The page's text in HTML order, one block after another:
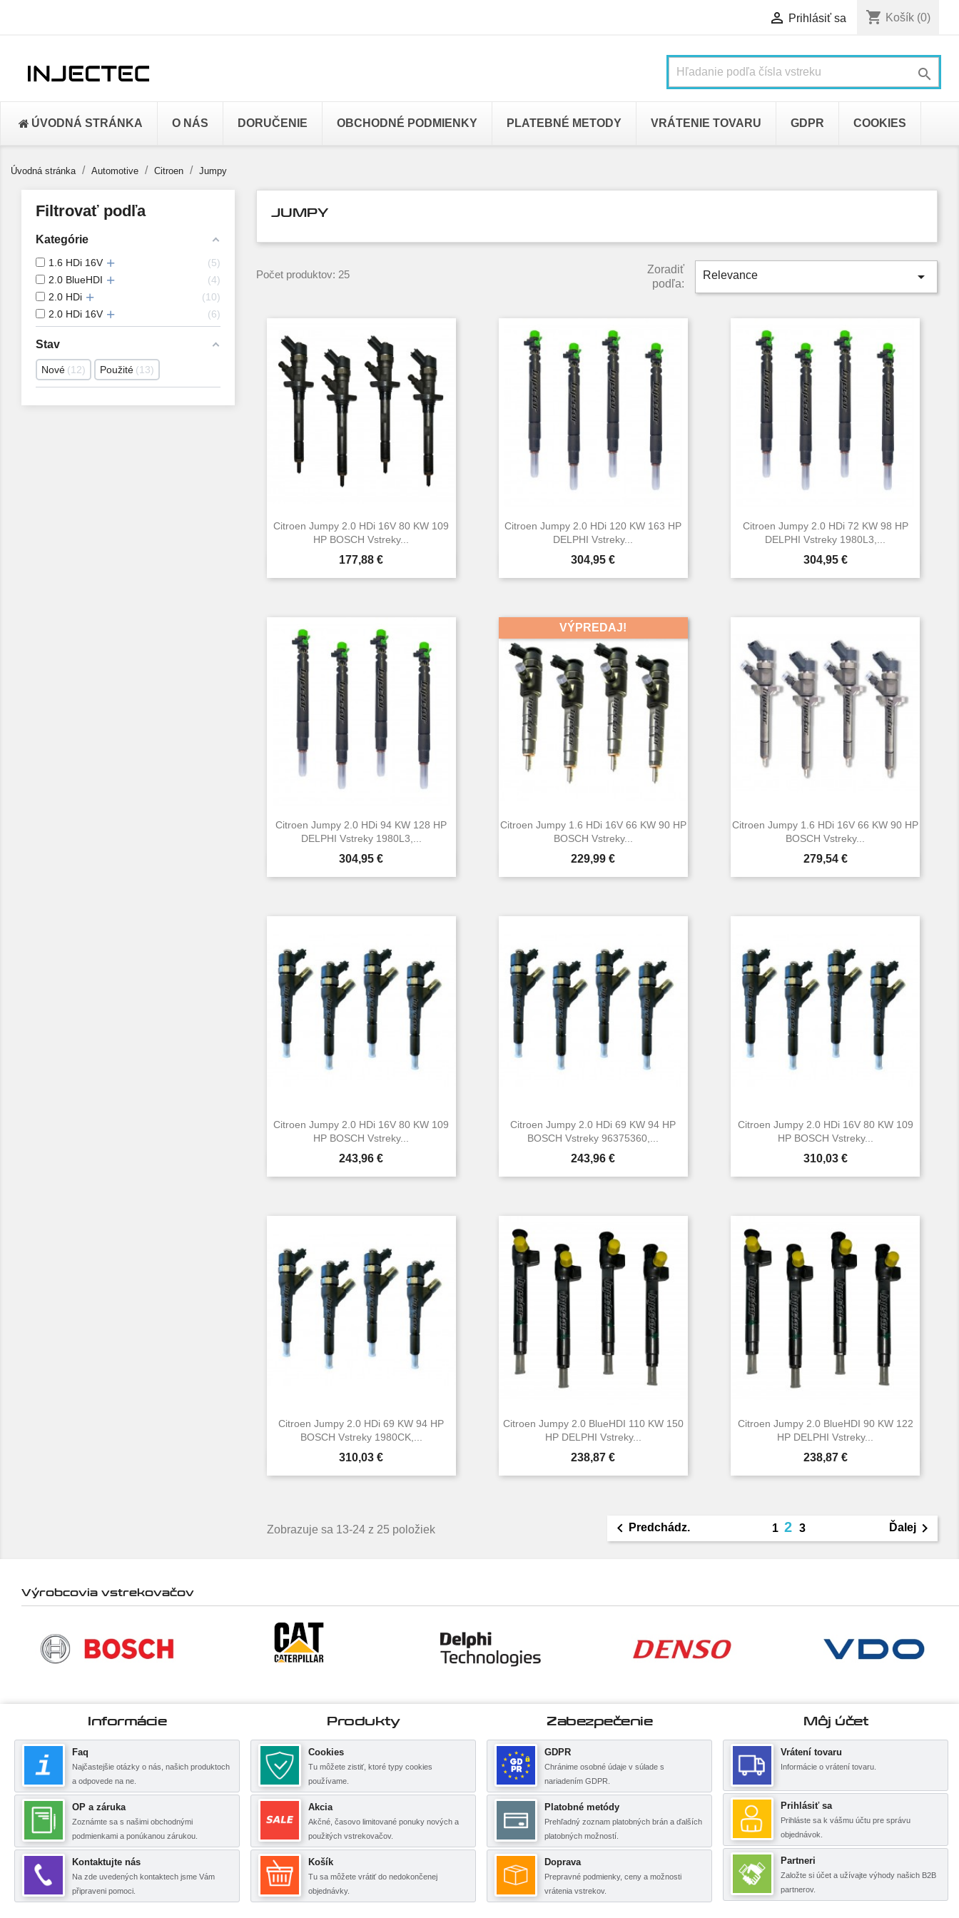
 Prihlásiť sa shopping_cart Košík (0)

ÚVODNÁ STRÁNKA O NÁS DORUČENIE OBCHODNÉ PODMIENKY PLATEBNÉ METODY VRÁTENIE TOVARU GDPR COOKIES
Úvodná stránka Automotive Citroen Jumpy
Filtrovať podľa
Kategórie
1.6 HDi 16V
5
2.0 BlueHDI
4
2.0 HDi
10
2.0 HDi 16V
6
Stav
Nové 12 Použité 13
JUMPY
Počet produktov: 25
Zoradiť
podľa:
Relevance 
Citroen Jumpy 2.0 HDi 16V 80 KW 109
HP BOSCH Vstreky...
Cena
177,88 €
Rýchly náhľad
Citroen Jumpy 2.0 HDi 120 KW 163 HP
DELPHI Vstreky...
Cena
304,95 €
Rýchly náhľad
Citroen Jumpy 2.0 HDi 72 KW 98 HP
DELPHI Vstreky 1980L3,...
Cena
304,95 €
Rýchly náhľad
Citroen Jumpy 2.0 HDi 94 KW 128 HP
DELPHI Vstreky 1980L3,...
Cena
304,95 €
Rýchly náhľad
Citroen Jumpy 1.6 HDi 16V 66 KW 90 HP
BOSCH Vstreky...
Cena
229,99 €
VÝPREDAJ!
Rýchly náhľad
Citroen Jumpy 1.6 HDi 16V 66 KW 90 HP
BOSCH Vstreky...
Cena
279,54 €
Rýchly náhľad
Citroen Jumpy 2.0 HDi 16V 80 KW 109
HP BOSCH Vstreky...
Cena
243,96 €
Rýchly náhľad
Citroen Jumpy 2.0 HDi 69 KW 94 HP
BOSCH Vstreky 96375360,...
Cena
243,96 €
Rýchly náhľad
Citroen Jumpy 2.0 HDi 16V 80 KW 109
HP BOSCH Vstreky...
Cena
310,03 €
Rýchly náhľad
Citroen Jumpy 2.0 HDi 69 KW 94 HP
BOSCH Vstreky 1980CK,...
Cena
310,03 €
Rýchly náhľad
Citroen Jumpy 2.0 BlueHDI 110 KW 150
HP DELPHI Vstreky...
Cena
238,87 €
Rýchly náhľad
Citroen Jumpy 2.0 BlueHDI 90 KW 122
HP DELPHI Vstreky...
Cena
238,87 €
Rýchly náhľad
Zobrazuje sa 13-24 z 25 položiek  Predchádz. 123 Ďalej
Výrobcovia vstrekovačov
Informácie
Faq
Najčastejšie otázky o nás, našich produktoch
a odpovede na ne.
OP a záruka
Zoznámte sa s našimi obchodnými
podmienkami a ponúkanou zárukou.
Kontaktujte nás
Na zde uvedených kontaktech jsme Vám
připraveni pomoci.
Produkty
Cookies
Tu môžete zistiť, ktoré typy cookies
používame.
Akcia
Akčné, časovo limitované ponuky nových a
použitých vstrekovačov.
Košík
Tu sa môžete vrátiť do nedokončenej
objednávky.
Zabezpečenie
GDPR
Chránime osobné údaje v súlade s
nariadením GDPR.
Platobné metódy
Prehľadný zoznam platobných brán a ďalších
platobných možností.
Doprava
Prepravné podmienky, ceny a možnosti
vrátenia vstrekov.
Môj účet
Vrátení tovaru
Informácie o vrátení tovaru.
Prihlásiť sa
Prihláste sa k vášmu účtu pre správu
objednávok.
Partneri
Založte si účet a užívajte výhody našich B2B
partnerov.